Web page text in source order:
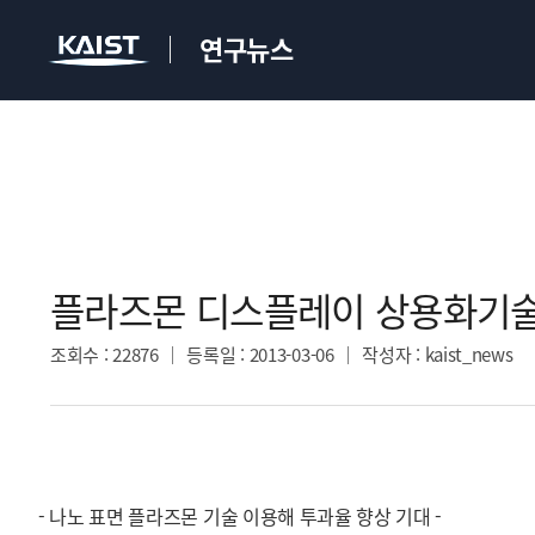
연구뉴스
플라즈몬 디스플레이 상용화기
조회수 : 22876 등록일 : 2013-03-06 작성자: kaist_news
- 나노 표면 플라즈몬 기술 이용해 투과율 향상 기대 -